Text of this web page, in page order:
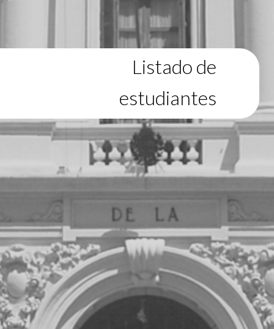
Listado de
estudiantes